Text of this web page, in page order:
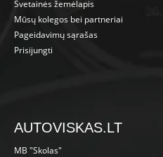
Svetainės žemėlapis
Mūsų kolegos bei partneriai
Pageidavimų sąrašas
Prisijungti
AUTOVISKAS.LT
MB "Skolas"